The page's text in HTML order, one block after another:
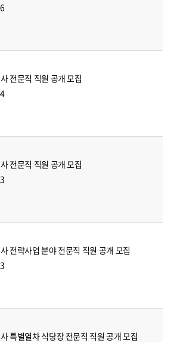
전문직 직원 공개 모집
전문직 직원 공개 모집
전략사업 분야 전문직 직원 공개 모집
특별열차 식당장 전문직 직원 공개 모집